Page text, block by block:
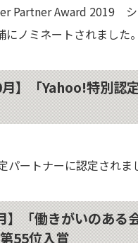
Partner Award 2019
ノミネートされました。
】「Yahoo!特別認
パートナーに認定されま
】「働きがいのある
55位入賞